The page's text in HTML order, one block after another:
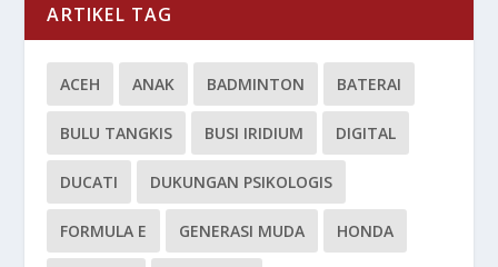
ARTIKEL TAG
ACEH ANAK BADMINTON BATERAI
BULU TANGKIS BUSI IRIDIUM DIGITAL
DUCATI DUKUNGAN PSIKOLOGIS
FORMULA E GENERASI MUDA HONDA